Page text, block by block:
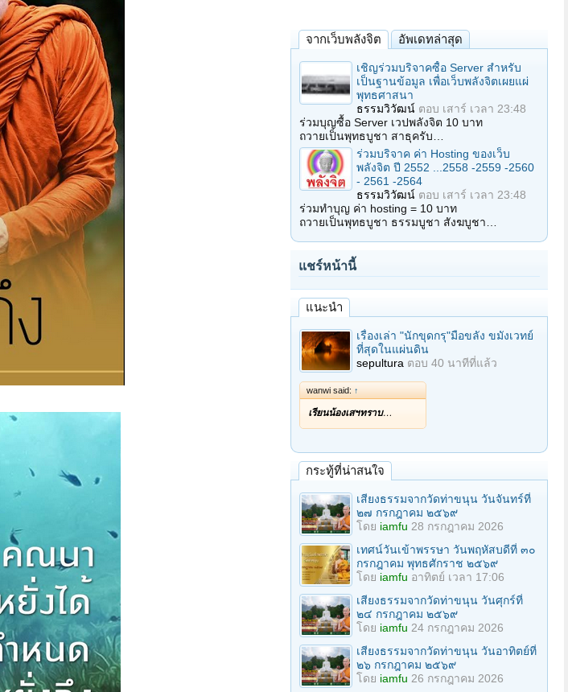
จากเว็บพลังจิต อัพเดทล่าสุด
เชิญร่วมบริจาคซื้อ Server สำหรับ
เป็นฐานข้อมูล เพื่อเว็บพลังจิตเผยแผ่
พุทธศาสนา
ธรรมวิวัฒน์ ตอบ เสาร์ เวลา 23:48
ร่วมบุญซื้อ Server เวปพลังจิต 10 บาท
ถวายเป็นพุทธบูชา สาธุครับ…
ร่วมบริจาค ค่า Hosting ของเว็บ
พลังจิต ปี 2552 ...2558 -2559 -2560
- 2561 -2564
ธรรมวิวัฒน์ ตอบ เสาร์ เวลา 23:48
ร่วมทำบุญ ค่า hosting = 10 บาท
ถวายเป็นพุทธบูชา ธรรมบูชา สังฆบูชา…
แชร์หน้านี้
แนะนำ
เรื่องเล่า "นักขุดกรุ"มือขลัง ขมังเวทย์
ที่สุดในแผ่นดิน
sepultura ตอบ 40 นาทีที่แล้ว
wanwi said: ↑
เรียนน้องเสฯทราบ…
กระทู้ที่น่าสนใจ
เสียงธรรมจากวัดท่าขนุน วันจันทร์ที่
๒๗ กรกฎาคม ๒๕๖๙
โดย iamfu 28 กรกฎาคม 2026
เทศน์วันเข้าพรรษา วันพฤหัสบดีที่ ๓๐
กรกฎาคม พุทธศักราช ๒๕๖๙
โดย iamfu อาทิตย์ เวลา 17:06
เสียงธรรมจากวัดท่าขนุน วันศุกร์ที่
๒๔ กรกฎาคม ๒๕๖๙
โดย iamfu 24 กรกฎาคม 2026
เสียงธรรมจากวัดท่าขนุน วันอาทิตย์ที่
๒๖ กรกฎาคม ๒๕๖๙
โดย iamfu 26 กรกฎาคม 2026